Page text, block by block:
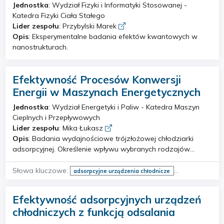
Grupa brała udział w opracowaniu programu kształcenia z
zakresu technologii kosmicznych w projekcie UNIVERSEH,
uruchomieniu kursów na platformie Moodle, a także
opublikowała serię artykułów na temat edukacyjnego
potencjału technologii VR. Grupa organizuje cykliczne
bierze udział w licznych wydarzeniach edukacyjnych, takich
jak Piknik Naukowy czy Małopolska Noc Naukowców. Grupa
współpracuje z partnerami konsorcjum UNIVERSEH, Alvernia
Planet, Urzędem Miasta Krakowa, Krakowskim Biurem
Festiwalowym, Apteką Designu oraz Open Eyes Economy
Summit.
Jednostka: Wydział Fizyki i Informatyki Stosowanej -
Katedra Fizyki Ciała Stałego
Lider zespołu : Przybylski Marek
Opis: Eksperymentalne badania efektów kwantowych w
nanostrukturach.
Efektywność Procesów Konwersji
Energii w Maszynach Energetycznych
Jednostka: Wydział Energetyki i Paliw - Katedra Maszyn
Cieplnych i Przepływowych
Lider zespołu : Mika Łukasz
Opis: Badania wydajnościowe trójzłożowej chłodziarki
adsorpcyjnej. Określenie wpływu wybranych rodzajów
klejów na poprawę wymiany ciepła w złożu. Analiza
możliwości wykorzystania sorbentów na bazie żelu
adsorpcyjnych zasilanych ciepłem odpadowym. Określenie
wpływu dodatków o wysokim współczynniku przewodzenia
Słowa kluczowe:
adsorpcyjne urządzenia chłodnicze
współczynnik przewodzenia ciepła
Efektywność adsorpcyjnych urządzeń
chłodniczych z funkcją odsalania